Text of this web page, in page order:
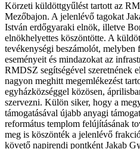
Körzeti küldöttgyűlést tartott az
Mezőbajon. A jelenlévő tagokat
István erdőgyaraki elnök, illetve
elnökhelyettes köszöntötte. A
tevékenységi beszámolót,
eseményeit és mindazokat az
RMDSZ segítségével szeretnének
nagyon meghitt megemlékezést
egyházközséggel közösen,
szervezni. Külön siker, hogy a
támogatásával újabb anyagi
református templom felújításának
meg is köszönték a jelenlévő
követő napirendi pontként Jakab